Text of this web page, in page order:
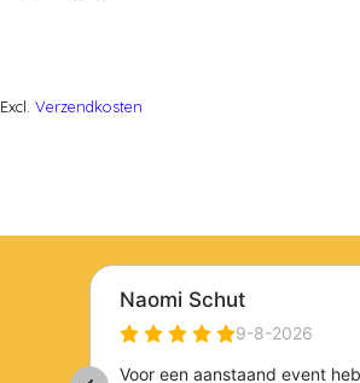
Excl. Verzendkosten